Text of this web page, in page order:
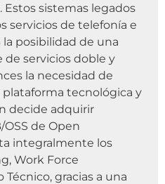
Estos sistemas legados
servicios de telefonía e
posibilidad de una
servicios doble y
la necesidad de
tecnológica y
decide adquirir
de Open
integralmente los
Work Force
gracias a una